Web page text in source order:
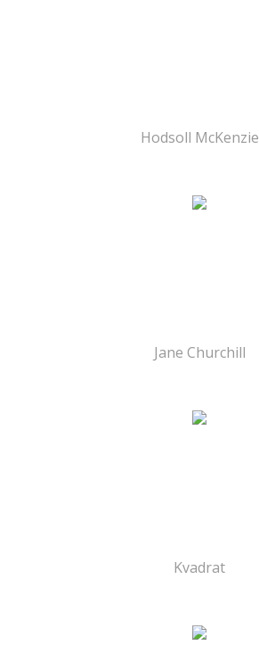
Hodsoll McKenzie
Jane Churchill
Kvadrat